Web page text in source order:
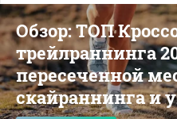
Обзор: ТОП
трейлраннинга
пересеченной
скайраннинга и